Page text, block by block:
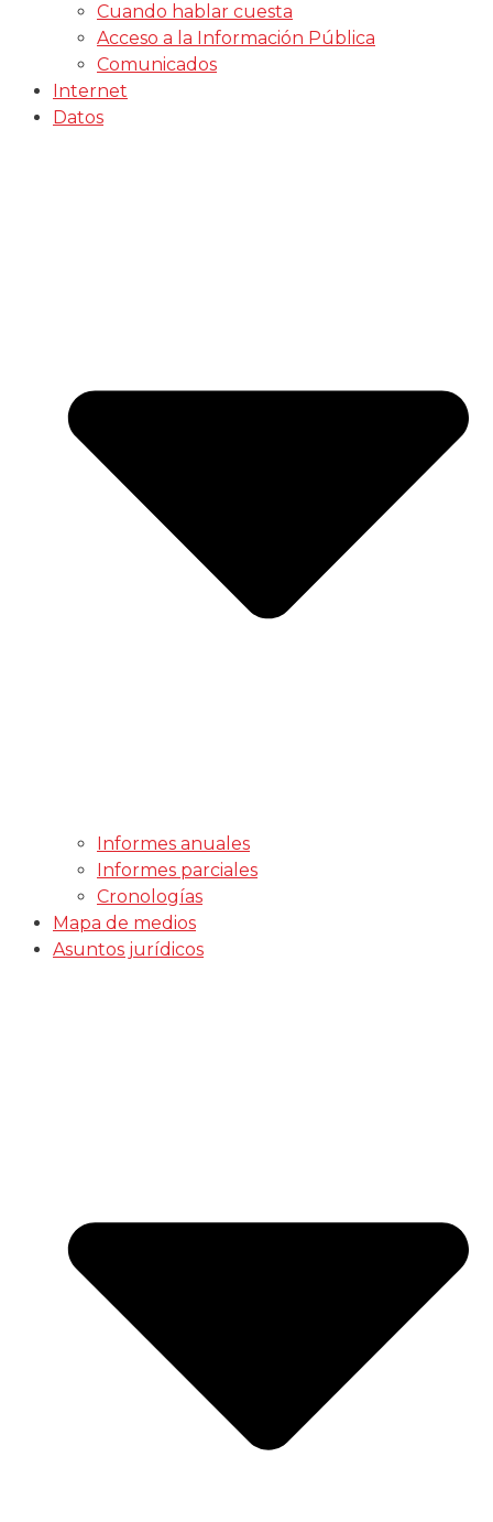
Cuando hablar cuesta
Acceso a la Información Pública
Comunicados
Internet
Datos
Informes anuales
Informes parciales
Cronologías
Mapa de medios
Asuntos jurídicos